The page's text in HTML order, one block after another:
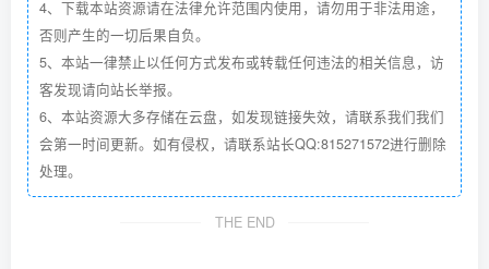
4、下载本站资源请在法律允许范围内使用，请勿用于非法用途，
否则产生的一切后果自负。
5、本站一律禁止以任何方式发布或转载任何违法的相关信息，访
客发现请向站长举报。
6、本站资源大多存储在云盘，如发现链接失效，请联系我们我们
会第一时间更新。如有侵权，请联系站长QQ:815271572进行删除
处理。
THE END